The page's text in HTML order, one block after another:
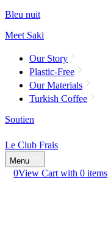
Bleu nuit
Meet Saki
Our Story
Plastic-Free
Our Materials
Turkish Coffee
Soutien
Le Club Frais
Menu
0View Cart with 0 items